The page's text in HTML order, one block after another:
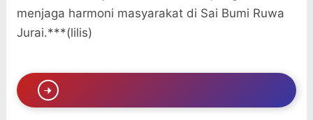
menjaga harmoni masyarakat di Sai Bumi Ruwa
Jurai.***(lilis)